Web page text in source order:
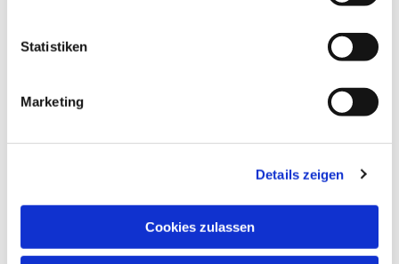
Statistiken
Marketing
Details zeigen
Cookies zulassen